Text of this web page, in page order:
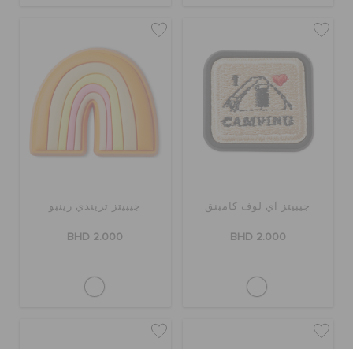
جيبيتز آي لوف كامبنق
BHD 2.000
جيبيتز تريندي رينبو
BHD 2.000